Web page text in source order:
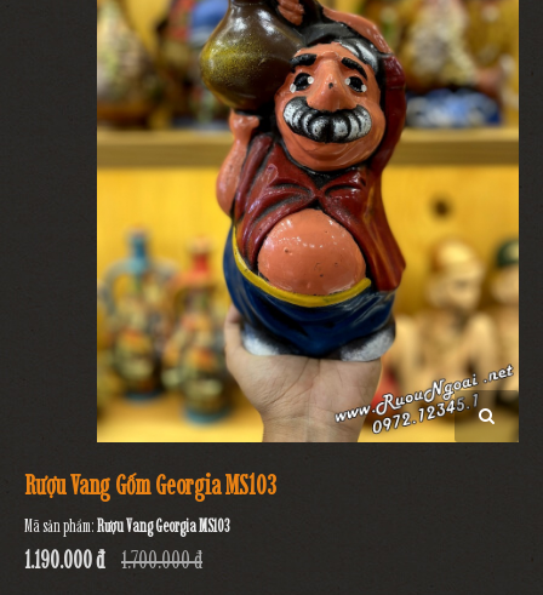
Rượu Vang Gốm Georgia MS103
Mã sản phẩm:Rượu Vang Georgia MS103
1.190.000 đ 1.700.000 đ